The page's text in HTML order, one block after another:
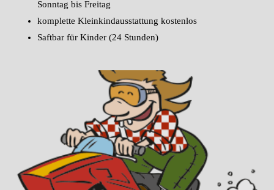
Sonntag bis Freitag
komplette Kleinkindausstattung kostenlos
Saftbar für Kinder (24 Stunden)